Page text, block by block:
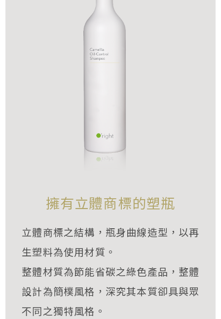
擁有立體商標的塑瓶
立體商標之結構，瓶身曲線造型，以再
生塑料為使用材質。
整體材質為節能省碳之綠色產品，整體
設計為簡樸風格，深究其本質卻具與眾
不同之獨特風格。